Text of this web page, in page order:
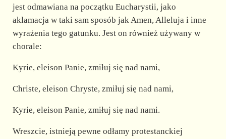
jest odmawiana na początku Eucharystii, jako
aklamacja w taki sam sposób jak Amen, Alleluja i inne
wyrażenia tego gatunku. Jest on również używany w
chorale:
Kyrie, eleison Panie, zmiłuj się nad nami,
Christe, eleison Chryste, zmiłuj się nad nami,
Kyrie, eleison Panie, zmiłuj się nad nami.
Wreszcie, istnieją pewne odłamy protestanckiej